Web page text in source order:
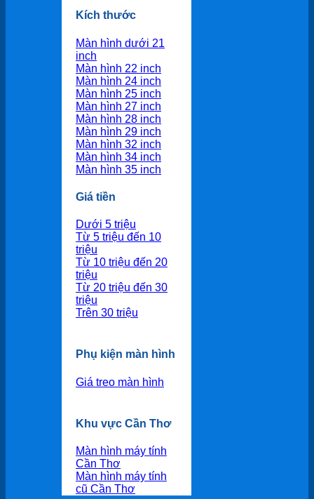
Kích thước
Màn hình dưới 21
inch
Màn hình 22 inch
Màn hình 24 inch
Màn hình 25 inch
Màn hình 27 inch
Màn hình 28 inch
Màn hình 29 inch
Màn hình 32 inch
Màn hình 34 inch
Màn hình 35 inch
Giá tiền
Dưới 5 triệu
Từ 5 triệu đến 10
triệu
Từ 10 triệu đến 20
triệu
Từ 20 triệu đến 30
triệu
Trên 30 triệu
Phụ kiện màn hình
Giá treo màn hình
Khu vực Cần Thơ
Màn hình máy tính
Cần Thơ
Màn hình máy tính
cũ Cần Thơ